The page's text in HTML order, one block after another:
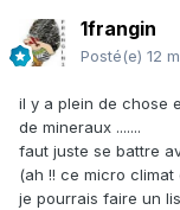
1frangin
Posté(e) 12
il y a plein de chose
de mineraux .......
faut juste se battre
(ah !! ce micro climat
je pourrais faire un